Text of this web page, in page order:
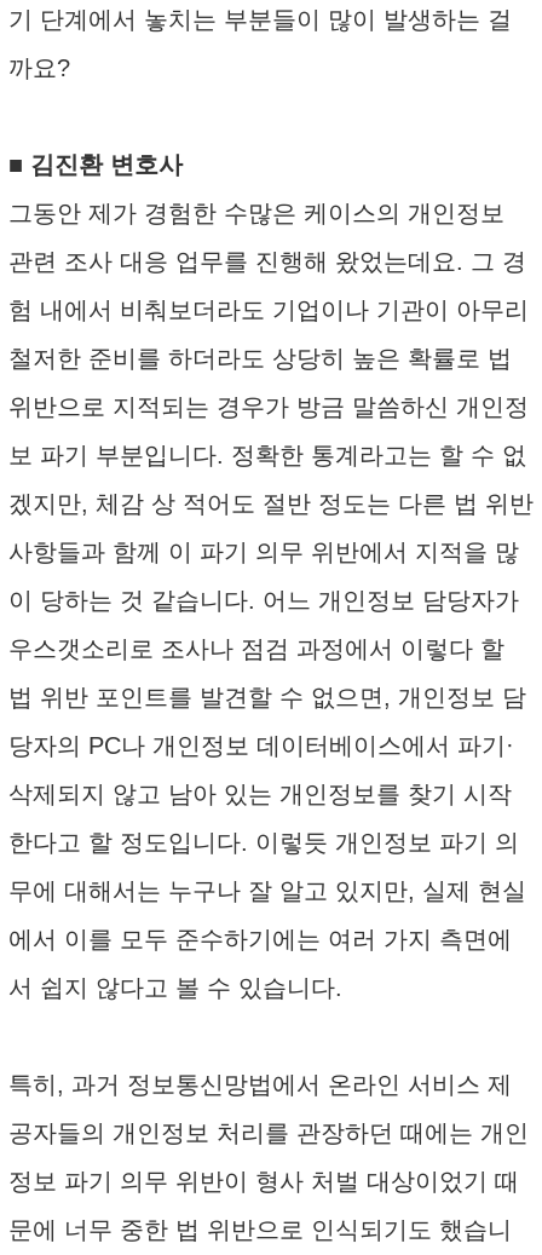
기 단계에서 놓치는 부분들이 많이 발생하는 걸
까요?
■ 김진환 변호사
그동안 제가 경험한 수많은 케이스의 개인정보
관련 조사 대응 업무를 진행해 왔었는데요. 그 경
험 내에서 비춰보더라도 기업이나 기관이 아무리
철저한 준비를 하더라도 상당히 높은 확률로 법
위반으로 지적되는 경우가 방금 말씀하신 개인정
보 파기 부분입니다. 정확한 통계라고는 할 수 없
겠지만, 체감 상 적어도 절반 정도는 다른 법 위반
사항들과 함께 이 파기 의무 위반에서 지적을 많
이 당하는 것 같습니다. 어느 개인정보 담당자가
우스갯소리로 조사나 점검 과정에서 이렇다 할
법 위반 포인트를 발견할 수 없으면, 개인정보 담
당자의 PC나 개인정보 데이터베이스에서 파기·
삭제되지 않고 남아 있는 개인정보를 찾기 시작
한다고 할 정도입니다. 이렇듯 개인정보 파기 의
무에 대해서는 누구나 잘 알고 있지만, 실제 현실
에서 이를 모두 준수하기에는 여러 가지 측면에
서 쉽지 않다고 볼 수 있습니다.
특히, 과거 정보통신망법에서 온라인 서비스 제
공자들의 개인정보 처리를 관장하던 때에는 개인
정보 파기 의무 위반이 형사 처벌 대상이었기 때
문에 너무 중한 법 위반으로 인식되기도 했습니